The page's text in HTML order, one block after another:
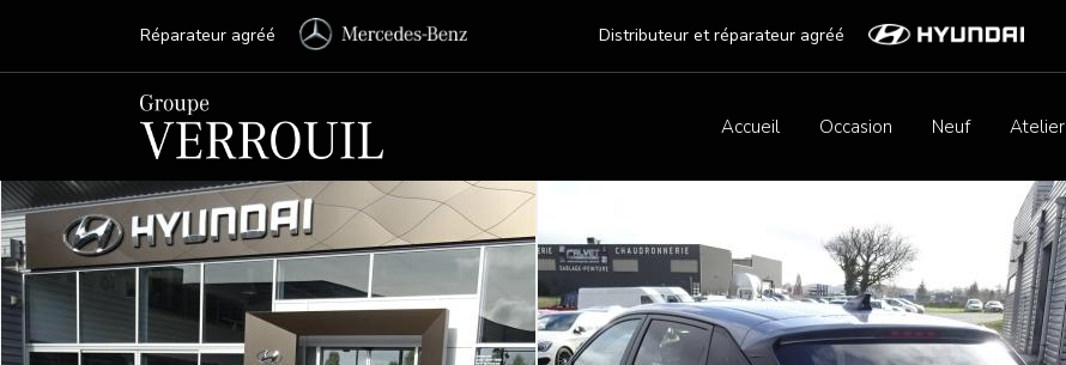
Réparateur agréé Distributeur et réparateur agréé
Accueil Occasion Neuf Atelier